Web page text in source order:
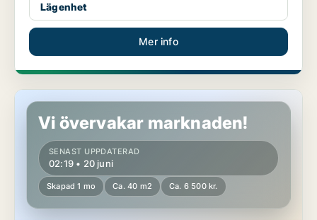
Lägenhet
Mer info
Lägenhet i Tanum, Grebbestad
Vi övervakar marknaden!
SENAST UPPDATERAD
02:19 • 20 juni
Skapad 1 mo Ca. 40 m2 Ca. 6 500 kr.